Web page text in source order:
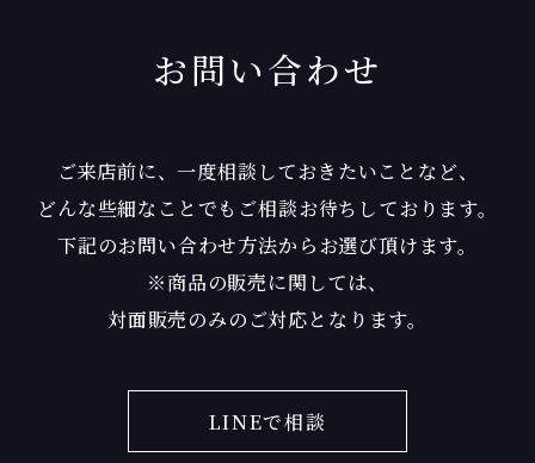
お問い合わせ
ご来店前に、一度相談しておきたいことなど、
どんな些細なことでもご相談お待ちしております。
下記のお問い合わせ方法からお選び頂けます。
※商品の販売に関しては、
対面販売のみのご対応となります。
LINEで相談